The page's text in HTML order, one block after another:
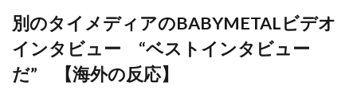
別のタイメディアのBABYMETALビデオ
インタビュー “ベストインタビュー
だ” 【海外の反応】